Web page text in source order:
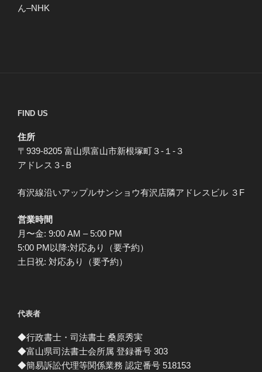
ん–NHK
FIND US
住所
〒939-8205 富山県富山市新根塚町３-１-３
アドレス３-Ｂ
有沢線沿いアップルサンショウ有沢店隣アドレスビル ３F
営業時間
月〜金: 9:00 AM – 5:00 PM
5:00 PM以降:対応あり（要予約）
土日祝: 対応あり（要予約）
代表者
◆行政書士・司法書士 桑原秀実
◆富山県司法書士会所属 登録番号 303
◆簡易訴訟代理等関係業務 認定番号 518153